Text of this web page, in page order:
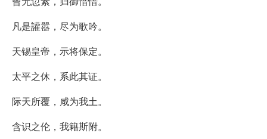
凡是讙嚣，尽为歌吟。
天锡皇帝，示将保定。
太平之休，系此其证。
际天所覆，咸为我土。
含识之伦，我籍斯附。